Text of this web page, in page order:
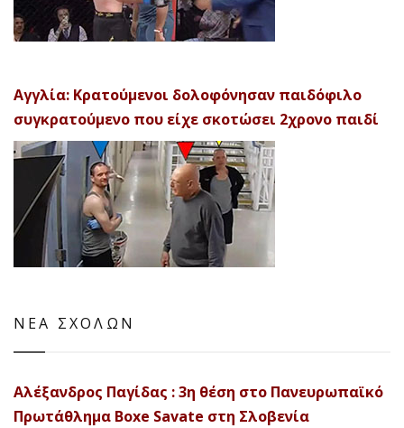
Αγγλία: Κρατούμενοι δολοφόνησαν παιδόφιλο
συγκρατούμενο που είχε σκοτώσει 2χρονο παιδί
ΝΕΑ ΣΧΟΛΩΝ
Αλέξανδρος Παγίδας : 3η θέση στο Πανευρωπαϊκό
Πρωτάθλημα Boxe Savate στη Σλοβενία